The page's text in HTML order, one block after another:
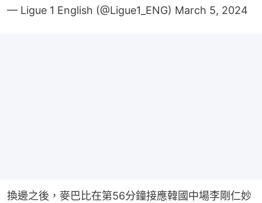
— Ligue 1 English (@Ligue1_ENG) March 5, 2024
換邊之後，麥巴比在第56分鐘接應韓國中場李剛仁妙